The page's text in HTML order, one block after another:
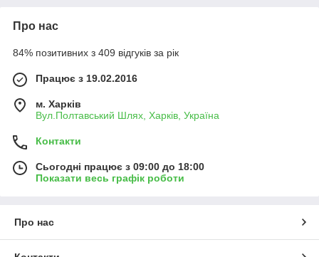
Про нас
84% позитивних з 409 відгуків за рік
Працює з 19.02.2016
м. Харків
Вул.Полтавський Шлях, Харків, Україна
Контакти
Сьогодні працює з 09:00 до 18:00
Показати весь графік роботи
Про нас